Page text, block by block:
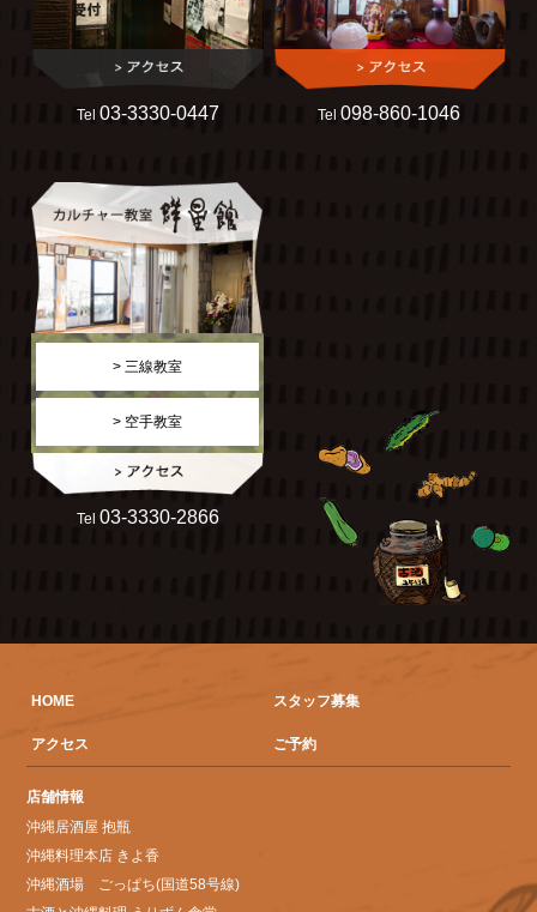
Tel 03-3330-0447
> 三線教室
> 空手教室
Tel 03-3330-2866
Tel098-860-1046
HOME スタッフ募集
アクセス ご予約
店舗情報
沖縄居酒屋 抱瓶
沖縄料理本店 きよ香
沖縄酒場 ごっぱち(国道58号線)